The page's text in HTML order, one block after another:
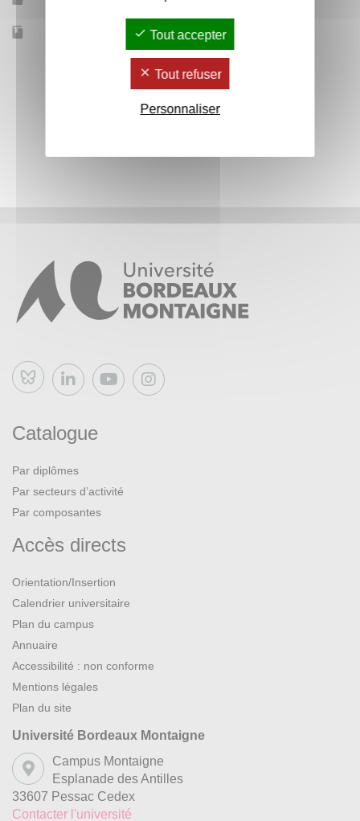
Accessible à distance Non
Bluesky
Catalogue
Par diplômes
Par secteurs d’activité
Par composantes
Accès directs
Orientation/Insertion
Calendrier universitaire
Plan du campus
Annuaire
Accessibilité : non conforme
Mentions légales
Plan du site
Université Bordeaux Montaigne
Campus Montaigne
Esplanade des Antilles
33607 Pessac Cedex
Contacter l'université
Tout accepter
Tout refuser
Personnaliser